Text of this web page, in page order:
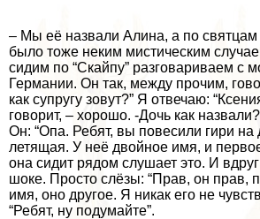
– Мы её назвали Алина, а по
было тоже неким мистическим
сидим по “Скайпу” разговариваем с
Германии. Он так, между прочим,
как супругу зовут?” Я отвечаю:
говорит, – хорошо. -Дочь как
Он: “Опа. Ребят, вы повесили гири на
летящая. У неё двойное имя, и
она сидит рядом слушает это. И
шоке. Просто слёзы: “Прав, он прав,
имя, оно другое. Я никак его не
“Ребят, ну подумайте”.